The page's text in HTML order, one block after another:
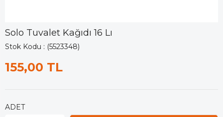
Solo Tuvalet Kağıdı 16 Lı
Stok Kodu (5523348)
155,00 TL
ADET